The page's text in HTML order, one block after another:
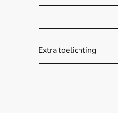
Extra toelichting